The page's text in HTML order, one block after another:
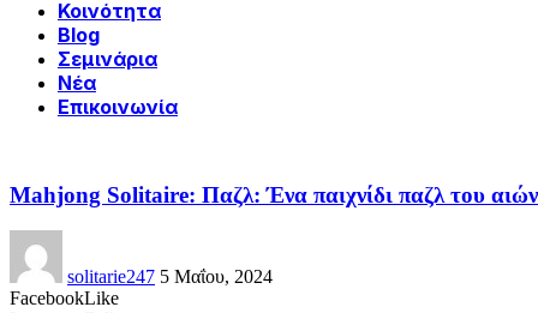
Κοινότητα
Blog
Σεμινάρια
Νέα
Επικοινωνία
Mahjong Solitaire: Παζλ: Ένα παιχνίδι παζλ του
solitarie247 5 Μαΐου, 2024
FacebookLike